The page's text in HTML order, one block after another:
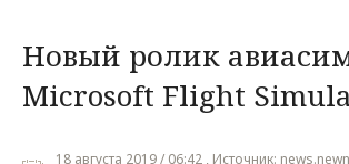
Наука
Культура
Общество
Новый ролик
Microsoft Flight
18 августа 2019 / 06:42 , Источник: